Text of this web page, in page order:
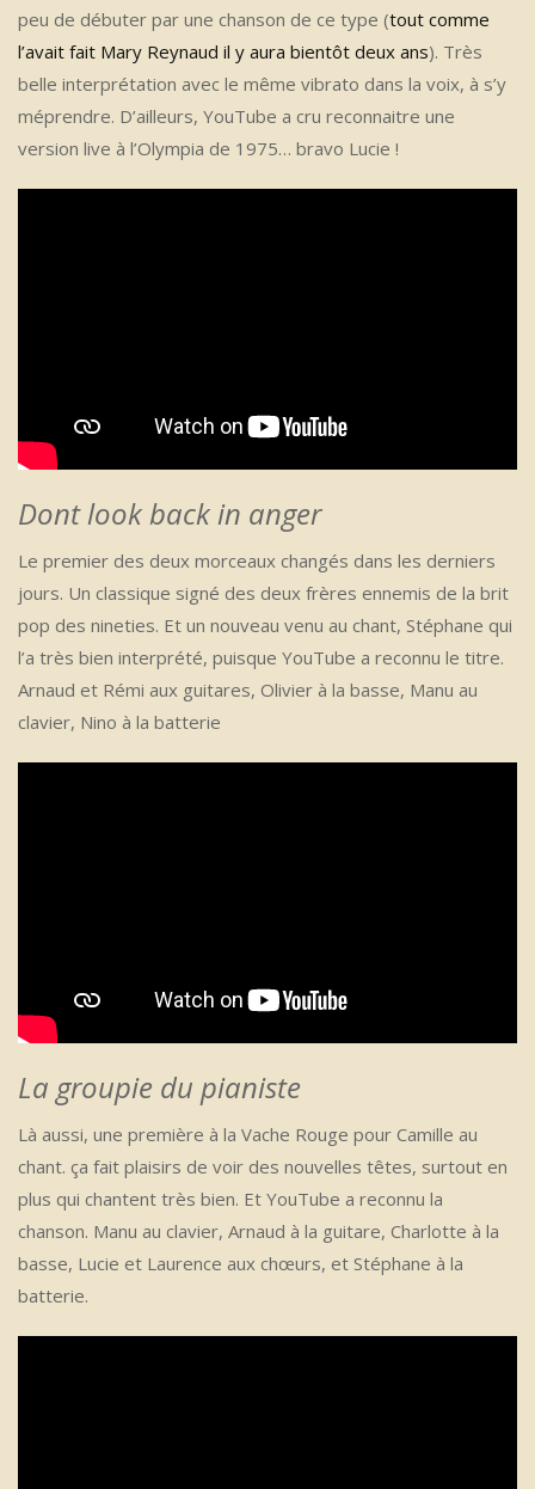
peu de débuter par une chanson de ce type (tout comme
l’avait fait Mary Reynaud il y aura bientôt deux ans). Très
belle interprétation avec le même vibrato dans la voix, à s’y
méprendre. D’ailleurs, YouTube a cru reconnaitre une
version live à l’Olympia de 1975… bravo Lucie !
Dont look back in anger
Le premier des deux morceaux changés dans les derniers
jours. Un classique signé des deux frères ennemis de la brit
pop des nineties. Et un nouveau venu au chant, Stéphane qui
l’a très bien interprété, puisque YouTube a reconnu le titre.
Arnaud et Rémi aux guitares, Olivier à la basse, Manu au
clavier, Nino à la batterie
La groupie du pianiste
Là aussi, une première à la Vache Rouge pour Camille au
chant. ça fait plaisirs de voir des nouvelles têtes, surtout en
plus qui chantent très bien. Et YouTube a reconnu la
chanson. Manu au clavier, Arnaud à la guitare, Charlotte à la
basse, Lucie et Laurence aux chœurs, et Stéphane à la
batterie.